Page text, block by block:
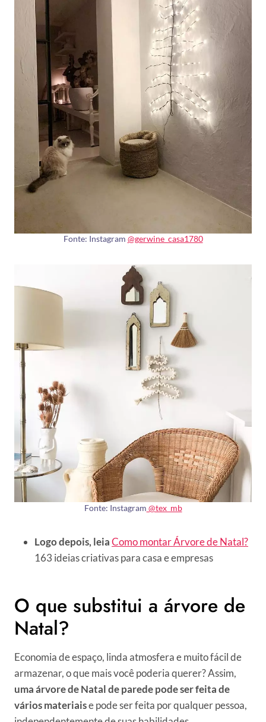
Fonte: Instagram @gerwine_casa1780
Fonte: Instagram @tex_mb
Logo depois, leiaComo montar Árvore de Natal?
163 ideias criativas para casa e empresas
O que substitui a árvore de
Natal?
Economia de espaço, linda atmosfera e muito fácil de
armazenar, o que mais você poderia querer? Assim,
uma árvore de Natal de parede pode ser feita de
vários materiaise pode ser feita por qualquer pessoa,